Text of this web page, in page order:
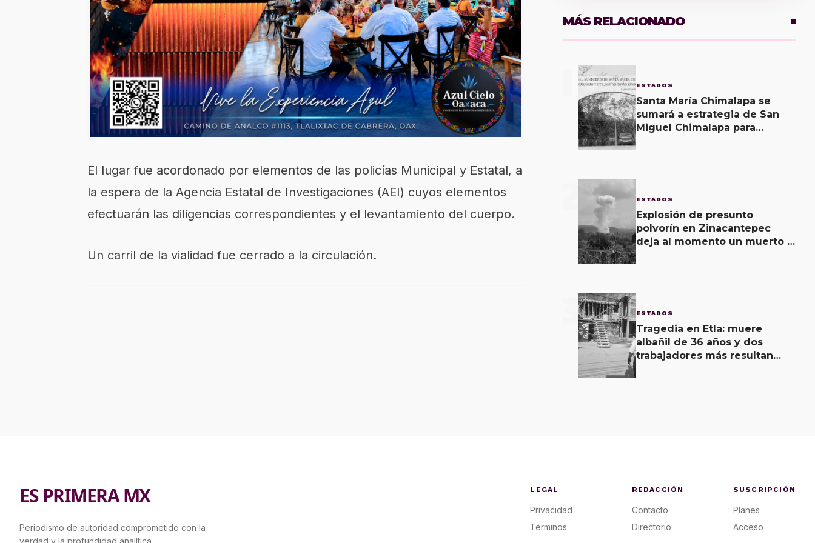
El lugar fue acordonado por elementos de las policías Municipal y Estatal, a
la espera de la Agencia Estatal de Investigaciones (AEI) cuyos elementos
efectuarán las diligencias correspondientes y el levantamiento del cuerpo.
Un carril de la vialidad fue cerrado a la circulación.
MÁS RELACIONADO
ESTADOS
Santa María Chimalapa se
sumará a estrategia de San
Miguel Chimalapa para
ESTADOS
Explosión de presunto
polvorín en Zinacantepec
deja al momento un muerto y
3 ESTADOS
Tragedia en Etla: muere
albañil de 36 años y dos
trabajadores más resultan
ES PRIMERA MX
Periodismo de autoridad comprometido con la
verdad y la profundidad analítica.
LEGAL
Privacidad
Términos
REDACCIÓN
Contacto
Directorio
SUSCRIPCIÓN
Planes
Acceso